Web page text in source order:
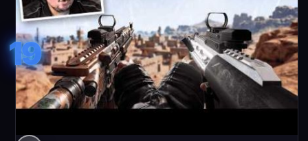
19